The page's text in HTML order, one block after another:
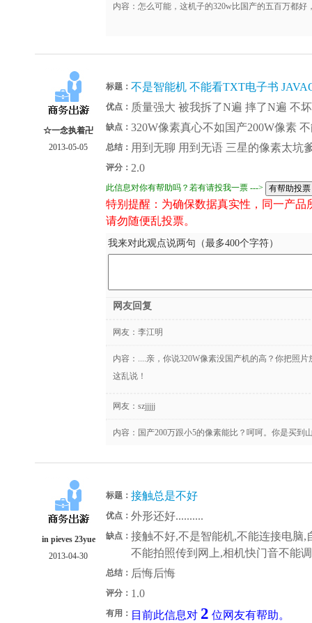
内容：怎么可能，这机子的320w比国产的五百万都
☆一念执着卍
2013-05-05
标题： 不是智能机 不能看TXT电子书
优点： 质量强大 被我拆了N遍 摔了N遍 不
缺点： 320W像素真心不如国产200W像素
总结： 用到无聊 用到无语 三星的像素太坑
评分： 2.0
此信息对你有帮助吗？若有请投我一票 --->
特别提醒：为确保数据真实性，同一产
请勿随便乱投票。
我来对此观点说两句（最多400个字符）
网友回复
网友： 李江明
内容：....亲，你说320W像素没国产机的高？你把照
这乱说！
网友： szjjjjj
内容：国产200万跟小5的像素能比？呵呵。你是买到
in pieves 23yue
2013-04-30
标题： 接触总是不好
优点： 外形还好..........
缺点： 接触不好,不是智能机,不能连接电脑
不能拍照传到网上,相机快门音不能
总结： 后悔后悔
评分： 1.0
有用： 目前此信息对 2 位网友有帮助。